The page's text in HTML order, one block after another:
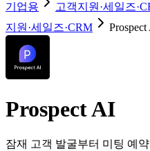
기업용 고객지원·세일즈
지원·세일즈·CRM
Prospect AI
잠재 고객 발굴부터 미팅 예